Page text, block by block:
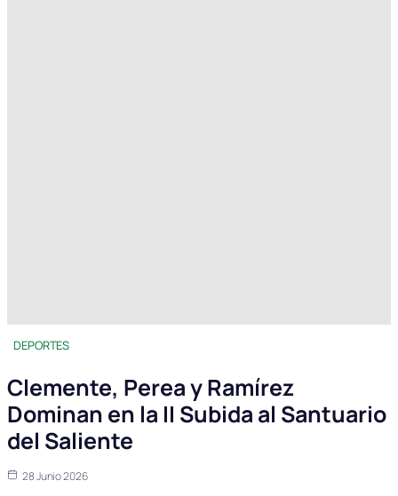
DEPORTES
Clemente, Perea y Ramírez
Dominan en la II Subida al Santuario
del Saliente
28 Junio 2026